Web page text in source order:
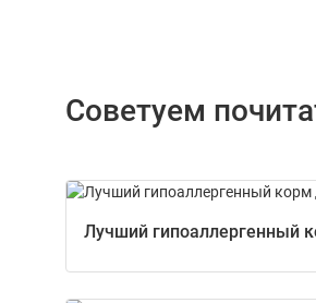
Советуем
Лучший гипоаллергенный